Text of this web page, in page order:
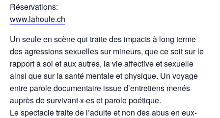
Réservations:
www.lahoule.ch
Un seule en scène qui traite des impacts à long terme
des agressions sexuelles sur mineurs, que ce soit sur le
rapport à soi et aux autres, la vie affective et sexuelle
ainsi que sur la santé mentale et physique. Un voyage
entre parole documentaire issue d’entretiens menés
auprès de survivant·x·es et parole poétique.
Le spectacle traite de l’adulte et non des abus en eux-